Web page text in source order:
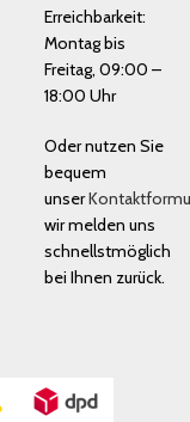
Erreichbarkeit:
Montag bis
Freitag, 09:00 –
18:00 Uhr
Oder nutzen Sie
bequem
unser
wir melden uns
schnellstmöglich
bei Ihnen zurück.